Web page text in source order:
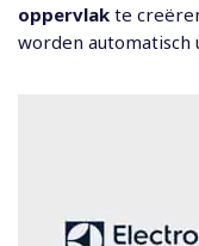
oppervlak te
worden automatisch